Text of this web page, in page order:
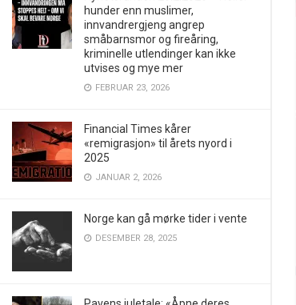
hunder enn muslimer,
innvandrergjeng angrep
småbarnsmor og fireåring,
kriminelle utlendinger kan ikke
utvises og mye mer
FEBRUAR 23, 2026
Financial Times kårer
«remigrasjon» til årets nyord i
2025
JANUAR 2, 2026
Norge kan gå mørke tider i vente
DESEMBER 28, 2025